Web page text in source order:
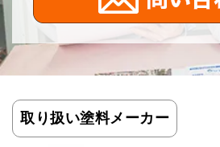
取り扱い塗料メーカー